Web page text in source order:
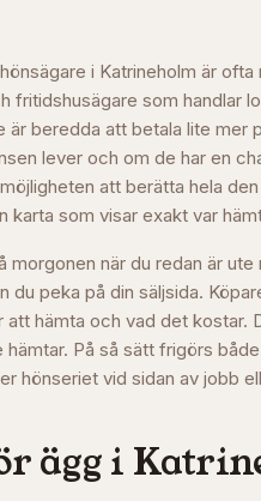
i Katrineholm är
fritidshusägare som handlar
är beredda att betala lite mer
lever och om de har en
att berätta hela
karta som visar exakt var
morgonen när du redan är
du peka på din säljsida.
hämta och vad det kostar.
hämtar. På så sätt frigörs
hönseriet vid sidan av jobb
ägg i